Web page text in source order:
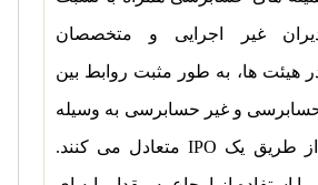
غیر اجرایی و متخصصان
هیئت ها، به طور مثبت روابط بین
و غیر حسابرسی به وسیله
طریق یک IPOمتعادل می کنند.